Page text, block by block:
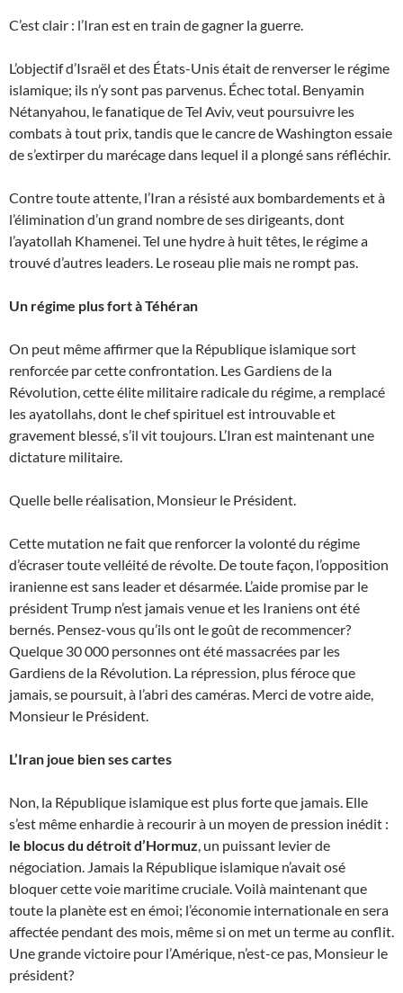
C’est clair : l’Iran est en train de gagner la guerre.
L’objectif d’Israël et des États-Unis était de renverser le régime
islamique; ils n’y sont pas parvenus. Échec total. Benyamin
Nétanyahou, le fanatique de Tel Aviv, veut poursuivre les
combats à tout prix, tandis que le cancre de Washington essaie
de s’extirper du marécage dans lequel il a plongé sans réfléchir.
Contre toute attente, l’Iran a résisté aux bombardements et à
l’élimination d’un grand nombre de ses dirigeants, dont
l’ayatollah Khamenei. Tel une hydre à huit têtes, le régime a
trouvé d’autres leaders. Le roseau plie mais ne rompt pas.
Un régime plus fort à Téhéran
On peut même affirmer que la République islamique sort
renforcée par cette confrontation. Les Gardiens de la
Révolution, cette élite militaire radicale du régime, a remplacé
les ayatollahs, dont le chef spirituel est introuvable et
gravement blessé, s’il vit toujours. L’Iran est maintenant une
dictature militaire.
Quelle belle réalisation, Monsieur le Président.
Cette mutation ne fait que renforcer la volonté du régime
d’écraser toute velléité de révolte. De toute façon, l’opposition
iranienne est sans leader et désarmée. L’aide promise par le
président Trump n’est jamais venue et les Iraniens ont été
bernés. Pensez-vous qu’ils ont le goût de recommencer?
Quelque 30 000 personnes ont été massacrées par les
Gardiens de la Révolution. La répression, plus féroce que
jamais, se poursuit, à l’abri des caméras. Merci de votre aide,
Monsieur le Président.
L’Iran joue bien ses cartes
Non, la République islamique est plus forte que jamais. Elle
s’est même enhardie à recourir à un moyen de pression inédit :
le blocus du détroit d’Hormuz, un puissant levier de
négociation. Jamais la République islamique n’avait osé
bloquer cette voie maritime cruciale. Voilà maintenant que
toute la planète est en émoi; l’économie internationale en sera
affectée pendant des mois, même si on met un terme au conflit.
Une grande victoire pour l’Amérique, n’est-ce pas, Monsieur le
président?